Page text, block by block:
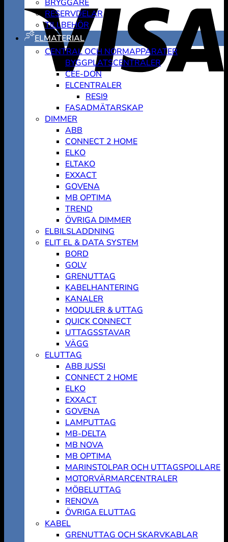
BRYGGARE
RESERVDELAR
TILLBEHÖR
ELMATERIAL
CENTRAL OCH NORMAPPARATER
BYGGPLATSCENTRALER
CEE-DON
ELCENTRALER
RESI9
FASADMÄTARSKAP
DIMMER
ABB
CONNECT 2 HOME
ELKO
ELTAKO
EXXACT
GOVENA
MB OPTIMA
TREND
ÖVRIGA DIMMER
ELBILSLADDNING
ELIT EL & DATA SYSTEM
BORD
GOLV
GRENUTTAG
KABELHANTERING
KANALER
MODULER & UTTAG
QUICK CONNECT
UTTAGSSTAVAR
VÄGG
ELUTTAG
ABB JUSSI
CONNECT 2 HOME
ELKO
EXXACT
GOVENA
LAMPUTTAG
MB-DELTA
MB NOVA
MB OPTIMA
MARINSTOLPAR OCH UTTAGSPOLLARE
MOTORVÄRMARCENTRALER
MÖBELUTTAG
RENOVA
ÖVRIGA ELUTTAG
KABEL
GRENUTTAG OCH SKARVKABLAR